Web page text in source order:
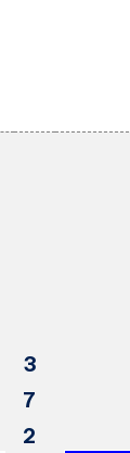
3
7
2